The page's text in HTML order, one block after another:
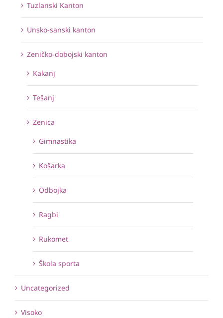
Tuzlanski Kanton
Unsko-sanski kanton
Zeničko-dobojski kanton
Kakanj
Tešanj
Zenica
Gimnastika
Košarka
Odbojka
Ragbi
Rukomet
Škola sporta
Uncategorized
Visoko